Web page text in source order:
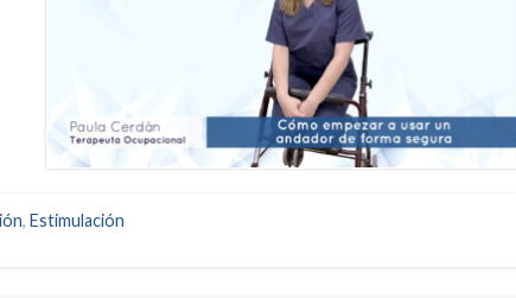
, Estimulación